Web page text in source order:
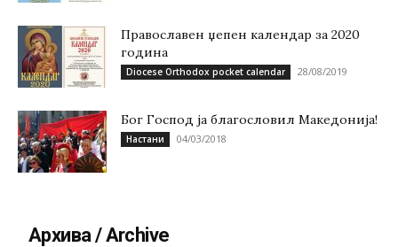
Православен џепен календар за 2020
година
Diocese Orthodox pocket calendar 28/08/2019
Бог Господ ја благословил Македонија!
Настани 04/03/2018
Архива / Archive